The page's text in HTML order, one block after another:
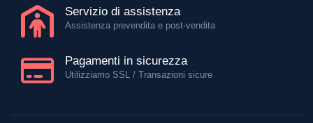
Servizio di assistenza
Assistenza prevendita e post-vendita
Pagamenti in sicurezza
Utilizziamo SSL / Transazioni sicure